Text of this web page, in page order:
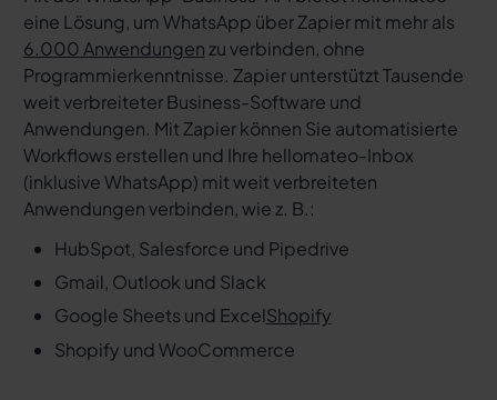
eine Lösung, um WhatsApp über Zapier mit mehr als
6.000 Anwendungenzu verbinden, ohne
Programmierkenntnisse. Zapier unterstützt Tausende
weit verbreiteter Business-Software und
Anwendungen. Mit Zapier können Sie automatisierte
Workflows erstellen und Ihre hellomateo-Inbox
(inklusive WhatsApp) mit weit verbreiteten
Anwendungen verbinden, wie z. B.:
HubSpot, Salesforce und Pipedrive
Gmail, Outlook und Slack
Google Sheets und ExcelShopify
Shopify und WooCommerce